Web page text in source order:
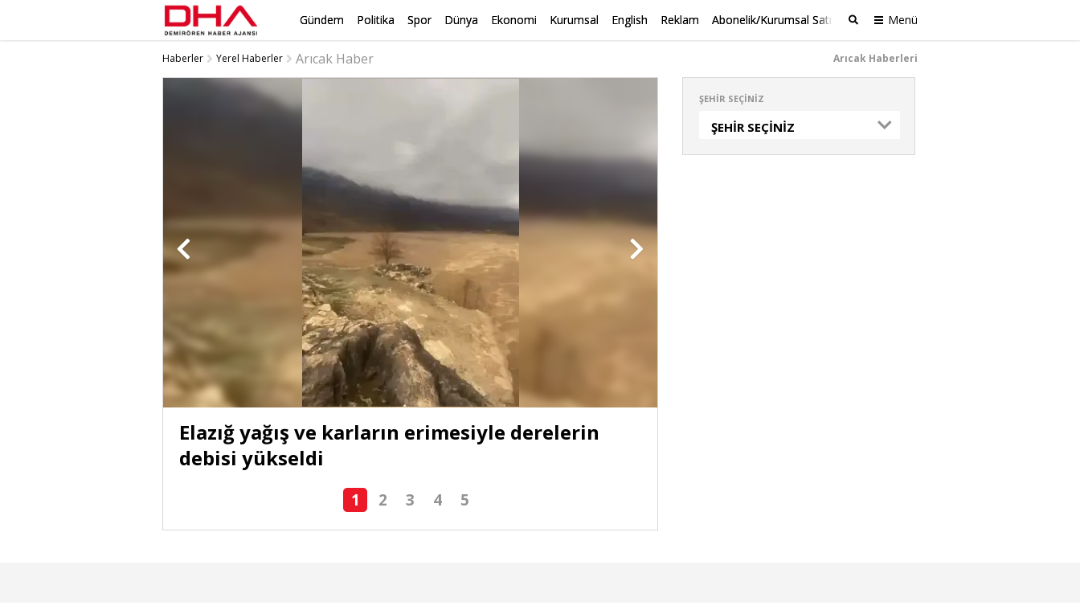
Gündem Politika Spor Dünya Ekonomi Kurumsal English Reklam Abonelik/Kurumsal Satış Menü
Ara
Haberler Yerel Haberler Arıcak Haber Arıcak Haberleri
Elazığ yağış ve karların erimesiyle derelerin
debisi yükseldi
1 2 3 4 5
ŞEHIR SEÇINIZ
ŞEHIR SEÇINIZ